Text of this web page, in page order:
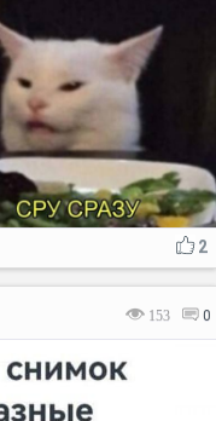
2
153 0